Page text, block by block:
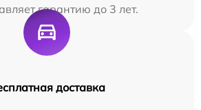
гарантию до 3 лет.
доставка